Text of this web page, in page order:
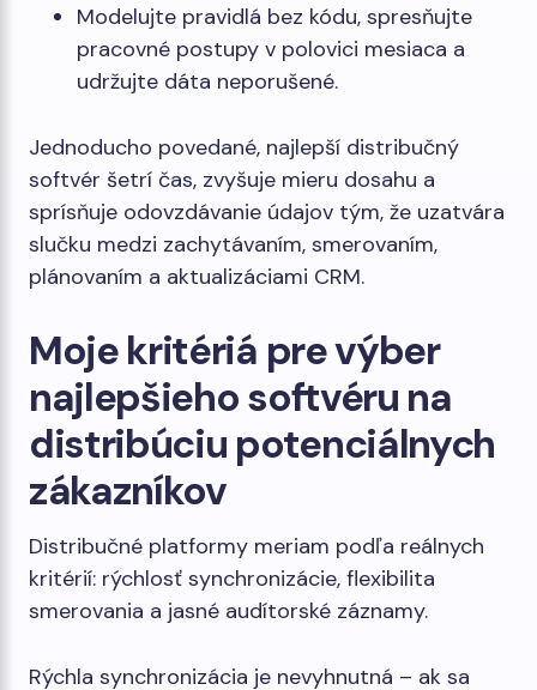
Modelujte pravidlá bez kódu, spresňujte
pracovné postupy v polovici mesiaca a
udržujte dáta neporušené.
Jednoducho povedané, najlepší distribučný
softvér šetrí čas, zvyšuje mieru dosahu a
sprísňuje odovzdávanie údajov tým, že uzatvára
slučku medzi zachytávaním, smerovaním,
plánovaním a aktualizáciami CRM.
Moje kritériá pre výber
najlepšieho softvéru na
distribúciu potenciálnych
zákazníkov
Distribučné platformy meriam podľa reálnych
kritérií: rýchlosť synchronizácie, flexibilita
smerovania a jasné audítorské záznamy.
Rýchla synchronizácia je nevyhnutná – ak sa